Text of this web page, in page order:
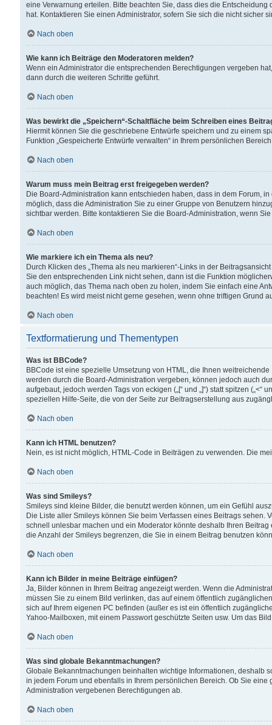
eine Verwarnung erteilen. Bitte beachten Sie, dass dies die
hat. Kontaktieren Sie einen Administrator, sofern Sie sich die nicht sicher
Nach oben
Wie kann ich Beiträge den Moderatoren melden?
Wenn ein Administrator die entsprechenden Berechtigungen vergeben
dann durch die weiteren Schritte geführt.
Nach oben
Was bewirkt die „Speichern“-Schaltfläche beim Schreiben eines
Hiermit können Sie die geschriebene Entwürfe speichern und zu einem
Funktion „Gespeicherte Entwürfe verwalten“ in Ihrem persönlichen
Nach oben
Warum muss mein Beitrag erst freigegeben werden?
Die Board-Administration kann entschieden haben, dass in dem Forum,
möglich, dass die Administration Sie zu einer Gruppe von Benutzern
sichtbar werden. Bitte kontaktieren Sie die Board-Administration, wenn
Nach oben
Wie markiere ich ein Thema als neu?
Durch Klicken des „Thema als neu markieren“-Links in der
Sie den entsprechenden Link nicht sehen, dann ist die Funktion
auch möglich, das Thema nach oben zu holen, indem Sie einfach eine
beachten! Es wird meist nicht gerne gesehen, wenn ohne triftigen Grund
Nach oben
Textformatierung und Thementypen
Was ist BBCode?
BBCode ist eine spezielle Umsetzung von HTML, die Ihnen
werden durch die Board-Administration vergeben, können jedoch auch
aufgebaut, jedoch werden Tags von eckigen („[“ und „]“) statt spitzen
speziellen Hilfe-Seite, die von der Seite zur Beitragserstellung aus
Nach oben
Kann ich HTML benutzen?
Nein, es ist nicht möglich, HTML-Code in Beiträgen zu verwenden. Die
Nach oben
Was sind Smileys?
Smileys sind kleine Bilder, die benutzt werden können, um ein Gefühl
Die Liste aller Smileys können Sie beim Verfassen eines Beitrags
schnell unlesbar machen und ein Moderator könnte deshalb Ihren
die Anzahl der Smileys begrenzen, die Sie in einem Beitrag benutzen
Nach oben
Kann ich Bilder in meine Beiträge einfügen?
Ja, Bilder können in Ihrem Beitrag angezeigt werden. Wenn die
müssen Sie zu einem Bild verlinken, das auf einem öffentlich
sich auf Ihrem eigenen PC befinden (außer es ist ein öffentlich
Yahoo-Mailboxen, mit einem Passwort geschützte Seiten usw. Um das
Nach oben
Was sind globale Bekanntmachungen?
Globale Bekanntmachungen beinhalten wichtige Informationen, deshalb
in jedem Forum und ebenfalls in Ihrem persönlichen Bereich. Ob Sie
Administration vergebenen Berechtigungen ab.
Nach oben